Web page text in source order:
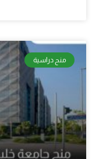
منح دراسية